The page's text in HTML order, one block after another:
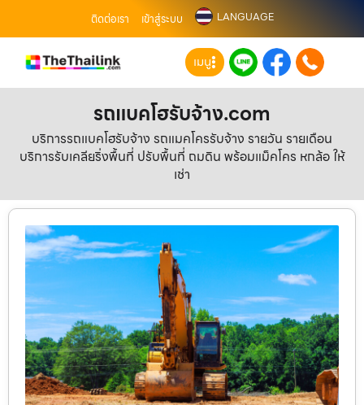
ติดต่อเรา เข้าสู่ระบบ LANGUAGE
เมนู
รถแบคโฮรับจ้าง.com
บริการรถแบคโฮรับจ้าง รถแมคโครรับจ้าง รายวัน รายเดือน
บริการรับเคลียริ่งพื้นที่ ปรับพื้นที่ ถมดิน พร้อมแม็คโคร หกล้อ ให้
เช่า